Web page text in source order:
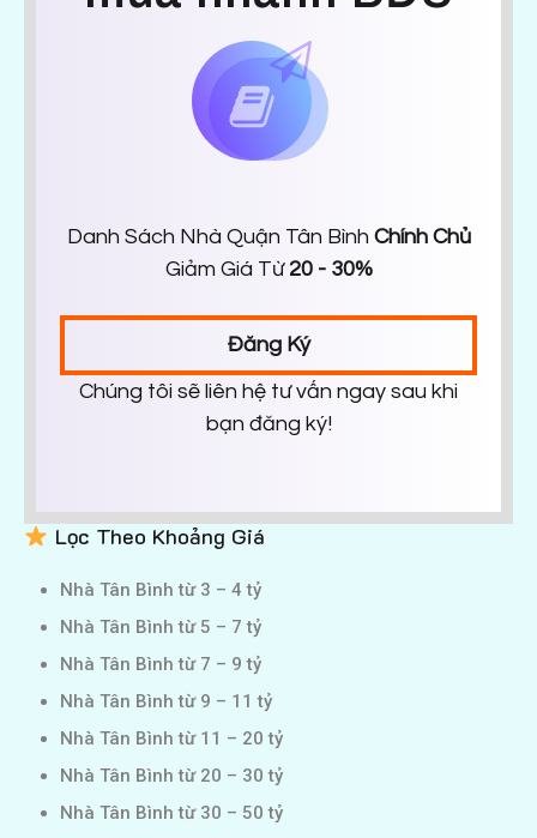
Danh Sách Nhà Quận Tân Bình Chính Chủ
Giảm Giá Từ 20 - 30%
Đăng Ký
Chúng tôi sẽ liên hệ tư vấn ngay sau khi
bạn đăng ký!
Lọc Theo Khoảng Giá
Nhà Tân Bình từ 3 – 4 tỷ
Nhà Tân Bình từ 5 – 7 tỷ
Nhà Tân Bình từ 7 – 9 tỷ
Nhà Tân Bình từ 9 – 11 tỷ
Nhà Tân Bình từ 11 – 20 tỷ
Nhà Tân Bình từ 20 – 30 tỷ
Nhà Tân Bình từ 30 – 50 tỷ